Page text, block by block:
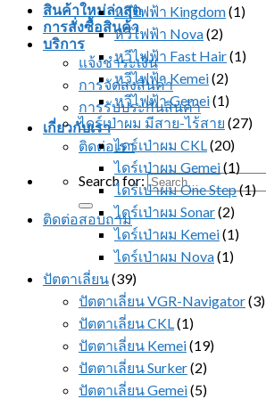
สินค้าใหม่ล่าสุด
การสั่งซื้อสินค้า
บริการ
แจ้งชำระเงิน
การจัดส่งสินค้า
การรับประกันสินค้า
เกี่ยวกับเรา
ติดต่อเรา
Search for:
ติดต่อสอบถาม
หวีไฟฟ้า Kingdom(1)
หวีไฟฟ้า Nova(2)
หวีไฟฟ้า Fast Hair(1)
หวีไฟฟ้า Kemei(2)
หวีไฟฟ้า Gemei(1)
ไดร์เป่าผม มีสาย-ไร้สาย (27)
ไดร์เป่าผม CKL(20)
ไดร์เป่าผม Gemei(1)
ไดร์เป่าผม One Step(1)
ไดร์เป่าผม Sonar(2)
ไดร์เป่าผม Kemei(1)
ไดร์เป่าผม Nova(1)
ปัตตาเลี่ยน(39)
ปัตตาเลี่ยน VGR-Navigator(3)
ปัตตาเลี่ยน CKL(1)
ปัตตาเลี่ยน Kemei(19)
ปัตตาเลี่ยน Surker(2)
ปัตตาเลี่ยน Gemei(5)